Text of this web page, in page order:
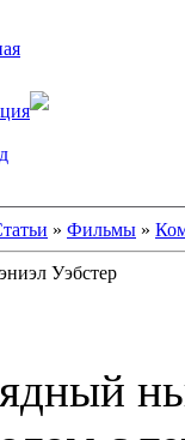
» Фильмы »
Уэбстер